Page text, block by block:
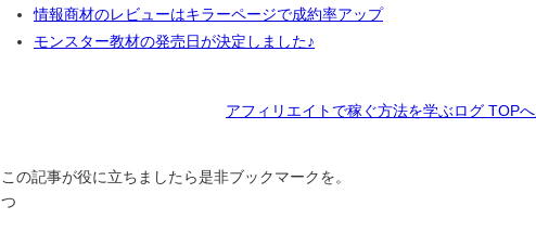
情報商材のレビューはキラーページで成約率アップ
モンスター教材の発売日が決定しました♪
アフィリエイトで稼ぐ方法を学ぶログ TOP
この記事が役に立ちましたら是非ブックマークを。
つ